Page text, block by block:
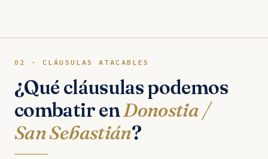
02 · CLÁUSULAS ATACABLES
¿Qué cláusulas podemos
combatir enDonostia /
San Sebastián?